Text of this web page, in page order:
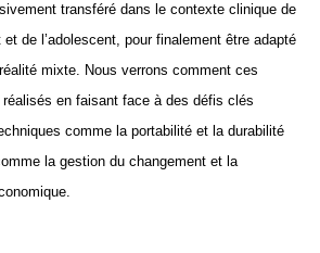
transféré dans le contexte clinique de
et de l’adolescent, pour finalement être adapté
mixte. Nous verrons comment ces
en faisant face à des défis clés
comme la portabilité et la durabilité
la gestion du changement et la